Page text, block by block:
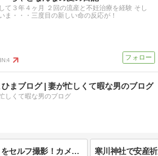
て３年４ヶ月 ２回の流産と不妊治療を経験 そし
ま・・・三度目の新しい命の反応が！
4
まブログ | 妻が忙しくて暇な男のブログ
しくて暇な男のブログ
マタニティフォトをセルフ撮影！カメラ初心者でも撮れる素敵な写真の撮り方【神奈川県吾妻山公園】